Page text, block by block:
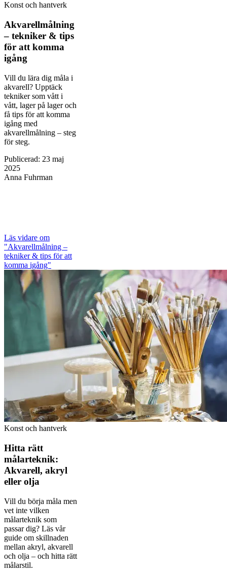
Konst och hantverk
Akvarellmålning
– tekniker & tips
för att komma
igång
Vill du lära dig måla i
akvarell? Upptäck
tekniker som vått i
vått, lager på lager och
få tips för att komma
igång med
akvarellmålning – steg
för steg.
Publicerad: 23 maj
2025
Anna Fuhrman
Läs vidare om
"Akvarellmålning –
tekniker & tips för att
komma igång"
Konst och hantverk
Hitta rätt
målarteknik:
Akvarell, akryl
eller olja
Vill du börja måla men
vet inte vilken
målarteknik som
passar dig? Läs vår
guide om skillnaden
mellan akryl, akvarell
och olja – och hitta rätt
målarstil.